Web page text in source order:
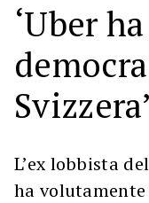
‘Uber
Svizzera’
L’ex lobbista
ha